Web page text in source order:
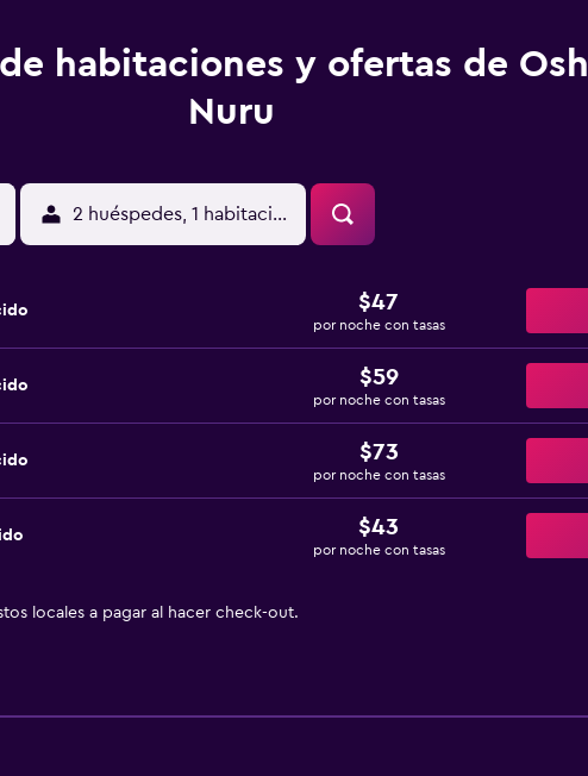
habitaciones y ofertas de Osh
Nuru
2 huéspedes, 1 habitación
$47
por noche con tasas
$59
por noche con tasas
$73
por noche con tasas
$43
por noche con tasas
locales a pagar al hacer check-out.